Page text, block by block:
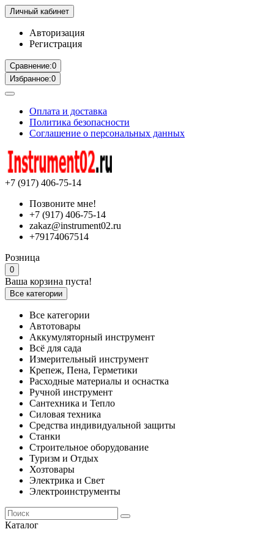
Личный кабинет
Авторизация
Регистрация
Сравнение:0
Избранное:0
Оплата и доставка
Политика безопасности
Соглашение о персональных данных
+7 (917) 406-75-14
Позвоните мне!
+7 (917) 406-75-14
zakaz@instrument02.ru
+79174067514
Розница
0
Ваша корзина пуста!
Все категории
Все категории
Автотовары
Аккумуляторный инструмент
Всё для сада
Измерительный инструмент
Крепеж, Пена, Герметики
Расходные материалы и оснастка
Ручной инструмент
Сантехника и Тепло
Силовая техника
Средства индивидуальной защиты
Станки
Строительное оборудование
Туризм и Отдых
Хозтовары
Электрика и Свет
Электроинструменты
Каталог